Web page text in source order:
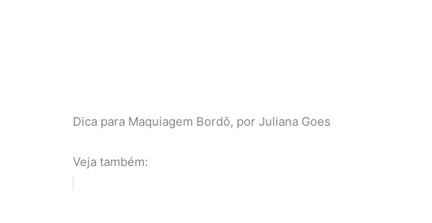
Dica para Maquiagem Bordô, por Juliana Goes
Veja também: